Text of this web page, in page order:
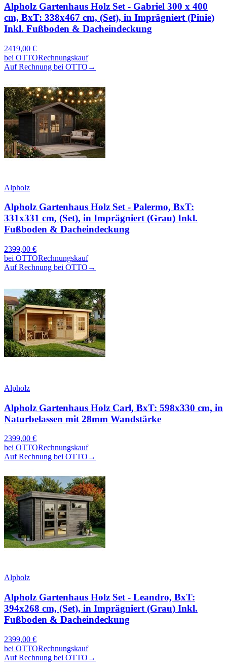
Alpholz Gartenhaus Holz Set - Gabriel 300 x 400
cm, BxT: 338x467 cm, (Set), in Imprägniert (Pinie)
Inkl. Fußboden & Dacheindeckung
2419,00 €
bei OTTORechnungskauf
Auf Rechnung bei OTTO →
Alpholz
Alpholz Gartenhaus Holz Set - Palermo, BxT:
331x331 cm, (Set), in Imprägniert (Grau) Inkl.
Fußboden & Dacheindeckung
2399,00 €
bei OTTORechnungskauf
Auf Rechnung bei OTTO →
Alpholz
Alpholz Gartenhaus Holz Carl, BxT: 598x330 cm, in
Naturbelassen mit 28mm Wandstärke
2399,00 €
bei OTTORechnungskauf
Auf Rechnung bei OTTO →
Alpholz
Alpholz Gartenhaus Holz Set - Leandro, BxT:
394x268 cm, (Set), in Imprägniert (Grau) Inkl.
Fußboden & Dacheindeckung
2399,00 €
bei OTTORechnungskauf
Auf Rechnung bei OTTO →